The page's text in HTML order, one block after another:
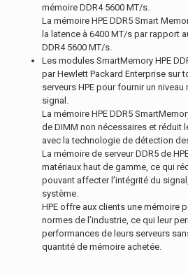
mémoire DDR4 5600 MT/s.
La mémoire HPE DDR5 Smart
la latence à 6400 MT/s par rapport
DDR4 5600 MT/s.
Les modules SmartMemory HPE
par Hewlett Packard Enterprise sur
serveurs HPE pour fournir un niveau
signal.
La mémoire HPE DDR5
de DIMM non nécessaires et réduit
avec la technologie de détection
La mémoire de serveur DDR5 de
matériaux haut de gamme, ce qui
pouvant affecter l’intégrité du
système.
HPE offre aux clients une mémoire
normes de l’industrie, ce qui leur
performances de leurs serveurs
quantité de mémoire achetée.